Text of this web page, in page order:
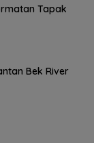
Tapak
Bek River